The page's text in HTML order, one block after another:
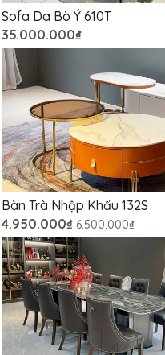
Sofa Da Bò Ý 610T
35.000.000₫
Bàn Trà Nhập Khẩu 132S
4.950.000₫ 6.500.000₫